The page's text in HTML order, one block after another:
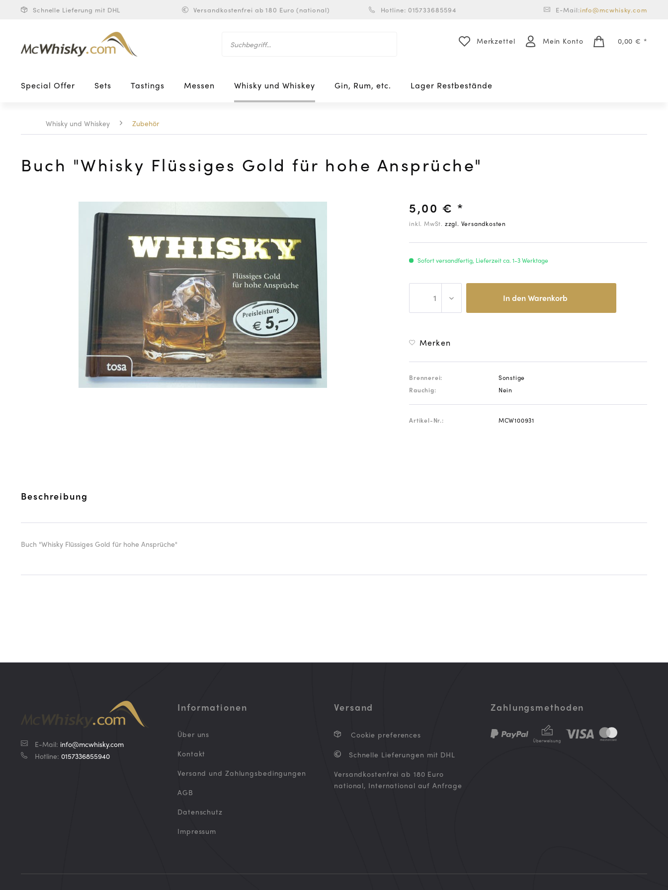
Schnelle Lieferung mit DHL Versandkostenfrei ab 180 Euro (national) Hotline: 015733685594 E-Mail:info@mcwhisky.com
Merkzettel Mein Konto 0,00 € *
Special Offer Sets Tastings Messen Whisky und Whiskey Gin, Rum, etc. Lager Restbestände
Whisky und Whiskey Zubehör
Buch "Whisky Flüssiges Gold für hohe Ansprüche"
5,00 € *
inkl. MwSt. zzgl. Versandkosten
Sofort versandfertig, Lieferzeit ca. 1-3 Werktage
In denWarenkorb
Merken
Brennerei:
Sonstige
Rauchig:
Nein
Artikel-Nr.: MCW100931
Beschreibung
Buch "Whisky Flüssiges Gold für hohe Ansprüche"
E-Mail: info@mcwhisky.com
Hotline: 0157336855940
Informationen
Über uns
Kontakt
Versand und Zahlungsbedingungen
AGB
Datenschutz
Impressum
Versand
Cookie preferences
Schnelle Lieferungen mit DHL
Versandkostenfrei ab 180 Euro
national, International auf Anfrage
Zahlungsmethoden